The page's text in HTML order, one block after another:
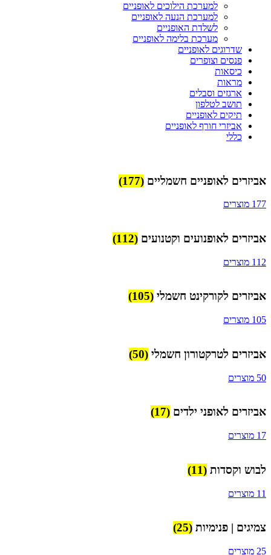
למערכת הילוכים לאופניים
למערכת הנעה לאופניים
לשלדת האופניים
מערכת בלימה לאופניים
שדרוגים לאופניים
פנסים וצופרים
כיסאות
מראות
ארגזים וסבלים
תושב לטלפון
תיקים לאופניים
אביזרי חורף לאופניים
כללי
אביזרים לאופניים חשמליים (177)
177 מוצרים
אביזרים לאופנועים וקטנועים (112)
112 מוצרים
אביזרים לקורקינט חשמלי (105)
105 מוצרים
אביזרים לטרקטורון חשמלי (50)
50 מוצרים
אביזרים לאופני ילדים (17)
17 מוצרים
לבוש וקסדות (11)
11 מוצרים
צמיגים | פנימיות (25)
25 מוצרים